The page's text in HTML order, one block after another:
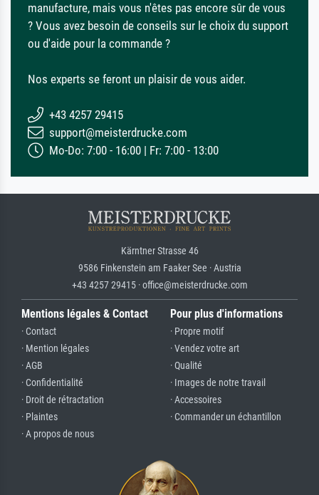
manufacture, mais vous n'êtes pas encore sûr de vous
? Vous avez besoin de conseils sur le choix du support
ou d'aide pour la commande ?
Nos experts se feront un plaisir de vous aider.
+43 4257 29415
support@meisterdrucke.com
Mo-Do: 7:00 - 16:00 | Fr: 7:00 - 13:00
Kärntner Strasse 46
9586 Finkenstein am Faaker See · Austria
+43 4257 29415 · office@meisterdrucke.com
Mentions légales & Contact
· Contact
· Mention légales
· AGB
· Confidentialité
· Droit de rétractation
· Plaintes
· A propos de nous
Pour plus d'informations
· Propre motif
· Vendez votre art
· Qualité
· Images de notre travail
· Accessoires
· Commander un échantillon